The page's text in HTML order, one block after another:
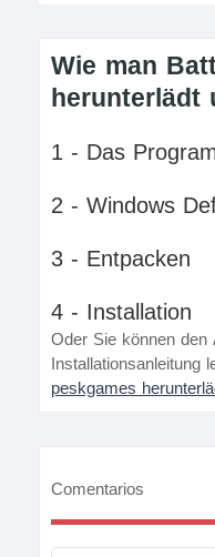
Wie man
1 - Das
2 - Windows
3 - Entpacken
4 - Installation
Oder Sie können
Installationsanleitung
peskgames
Comentarios